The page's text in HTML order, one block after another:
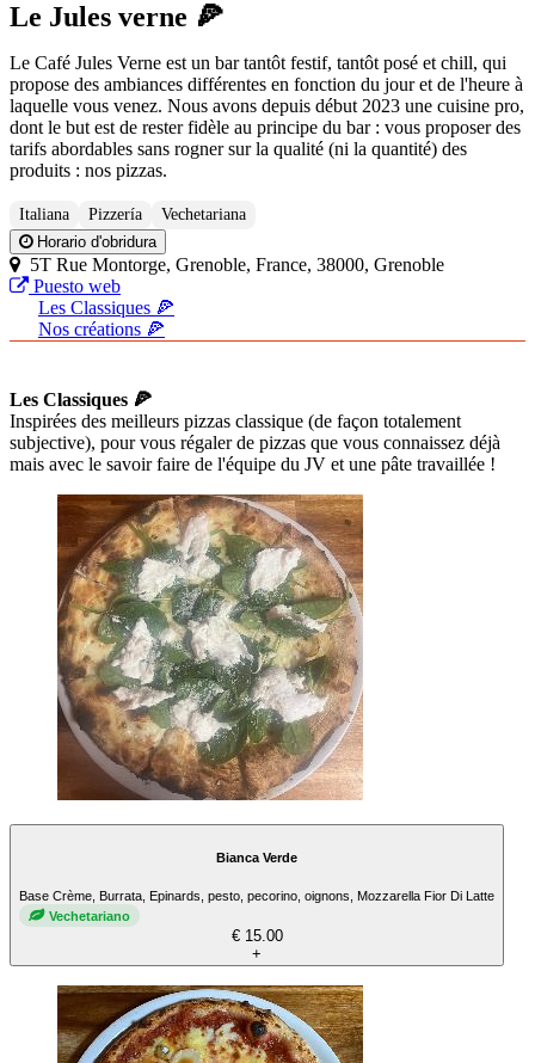
Le Jules verne 🍕
Le Café Jules Verne est un bar tantôt festif, tantôt posé et chill, qui
propose des ambiances différentes en fonction du jour et de l'heure à
laquelle vous venez. Nous avons depuis début 2023 une cuisine pro,
dont le but est de rester fidèle au principe du bar : vous proposer des
tarifs abordables sans rogner sur la qualité (ni la quantité) des
produits : nos pizzas.
Italiana Pizzería
Vechetariana
Horario d'obridura
5T Rue Montorge, Grenoble, France, 38000, Grenoble
Puesto web
Les Classiques 🍕
Nos créations 🍕
Les Classiques 🍕
Inspirées des meilleurs pizzas classique (de façon totalement
subjective), pour vous régaler de pizzas que vous connaissez déjà
mais avec le savoir faire de l'équipe du JV et une pâte travaillée !
Bianca Verde
Base Crème, Burrata, Epinards, pesto, pecorino, oignons, Mozzarella Fior Di Latte
Vechetariano
€ 15.00
+